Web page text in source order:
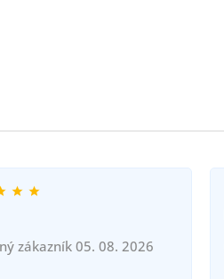
zákazník 05. 08. 2026